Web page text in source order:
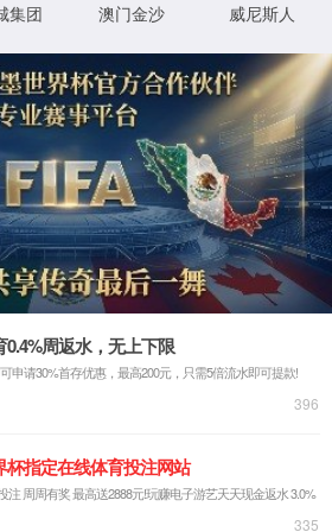
请求的
URL
:80/index.html
径
C:\sites\udimc\index.html
登录方
法
匿名
登录用 匿名
器上不存在。请创建文件或目录并重新尝试请
XML 地图